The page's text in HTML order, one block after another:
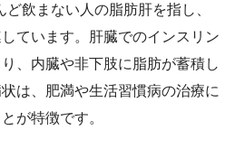
飲まない人の脂肪肝を指し、
ています。肝臓でのインスリン
、内臓や非下肢に脂肪が蓄積し
は、肥満や生活習慣病の治療に
が特徴です。